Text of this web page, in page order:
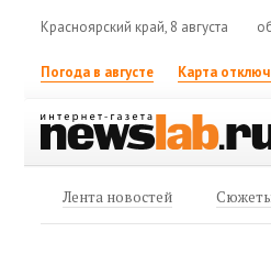
Красноярский край, 8 августа
Погода в августе Карта
Лента новостей